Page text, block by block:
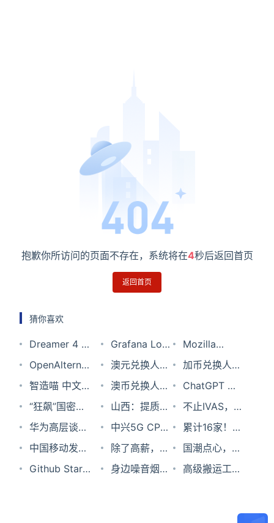
抱歉你所访问的页面不存在，系统将在4秒后返回首页
返回首页
猜你喜欢
Dreamer 4 –
DeepMind推
出的新型世界
模型智能体
Grafana Loki
日志界的
Prometheus
Mozilla
Firefox
v135.0正式版
发布 自此彻底
删除无用且有
危害的发送不
跟踪选项
OpenAlternative
发现流行软件
的开源替代品
澳元兑换人民
币汇率2023
年8月21日
加币兑换人民
币汇率2023
年8月7日
智造喵 中文智
能对话AI聊天
机器人平台
澳币兑换人民
币汇率2023
年5月20日
ChatGPT 被
曝曾雇佣数据
标注“血汗工
厂” ；谷歌企
业文化遭前员
使命感 官僚主
“狂飙”国密安
全新高度！统
信USmart加
入“商用密码
​山西：提质增
效锻长补短 全
力培育发展新
动能
不止IVAS，微
软Azure也在
布局这些军事
模拟场景
华为高层谈
35 岁危机，
程序员如何破
中兴5G CPE
2 Pro：多设
备共享5G宽
累计16家！新
疆、吉林两地
注册中广电移
中国移动发布
《十四五网络
除了高薪，你
学习Java的理
国潮点心，流
量明星？
Github Star
身边噪音烟消
高级搬运工都